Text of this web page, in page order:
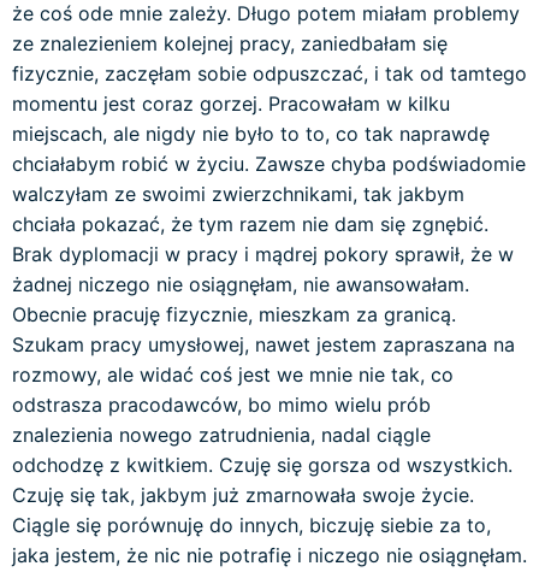
że coś ode mnie zależy. Długo potem miałam problemy
ze znalezieniem kolejnej pracy, zaniedbałam się
fizycznie, zaczęłam sobie odpuszczać, i tak od tamtego
momentu jest coraz gorzej. Pracowałam w kilku
miejscach, ale nigdy nie było to to, co tak naprawdę
chciałabym robić w życiu. Zawsze chyba podświadomie
walczyłam ze swoimi zwierzchnikami, tak jakbym
chciała pokazać, że tym razem nie dam się zgnębić.
Brak dyplomacji w pracy i mądrej pokory sprawił, że w
żadnej niczego nie osiągnęłam, nie awansowałam.
Obecnie pracuję fizycznie, mieszkam za granicą.
Szukam pracy umysłowej, nawet jestem zapraszana na
rozmowy, ale widać coś jest we mnie nie tak, co
odstrasza pracodawców, bo mimo wielu prób
znalezienia nowego zatrudnienia, nadal ciągle
odchodzę z kwitkiem. Czuję się gorsza od wszystkich.
Czuję się tak, jakbym już zmarnowała swoje życie.
Ciągle się porównuję do innych, biczuję siebie za to,
jaka jestem, że nic nie potrafię i niczego nie osiągnęłam.